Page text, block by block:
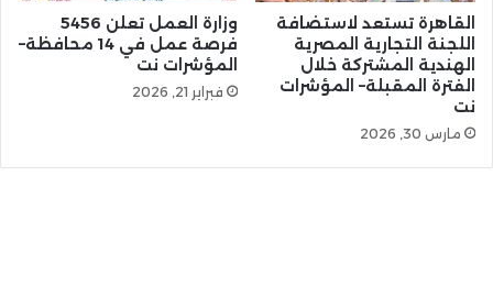
القاهرة تستعد لاستضافة
اللجنة التجارية المصرية
الهندية المشتركة خلال
الفترة المقبلة– المؤشرات
نت
مارس 30, 2026
وزارة العمل تعلن 5456
فرصة عمل في 14 محافظة–
المؤشرات نت
فبراير 21, 2026